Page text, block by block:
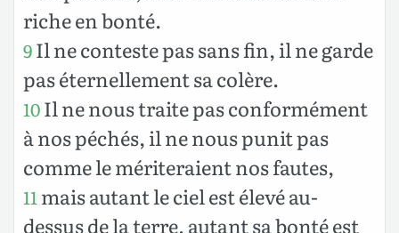
riche en bonté.
9Il ne conteste pas sans fin, il ne garde
pas éternellement sa colère.
10Il ne nous traite pas conformément
à nos péchés, il ne nous punit pas
comme le mériteraient nos fautes,
11 mais autant le ciel est élevé au-
dessus de la terre, autant sa bonté est